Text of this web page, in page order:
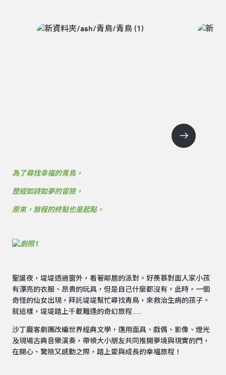
為了尋找幸福的青鳥，
歷經如詩如夢的冒險，
原來，旅程的終點也是起點。
聖誕夜，堤堤透過窗外，看著鄰居的派對。好羨慕對面人家小孩
有漂亮的衣服、昂貴的玩具，但是自己什麼都沒有。此時，一個
奇怪的仙女出現，拜託堤堤幫忙尋找青鳥，來救治生病的孩子。
就這樣，堤堤踏上千載難逢的奇幻旅程......
沙丁龐客劇團改編世界經典文學，運用面具、戲偶、影像、燈光
及現場古典音樂演奏，帶領大小朋友共同推開夢境與現實的門，
在開心、驚險又感動之際，踏上愛與成長的幸福旅程！